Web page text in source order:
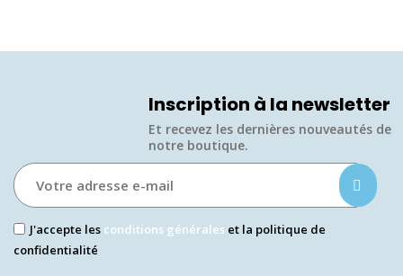
Inscription à la newsletter
Et recevez les dernières nouveautés de
notre boutique.​
J'accepte les conditions générales et la politique de
confidentialité